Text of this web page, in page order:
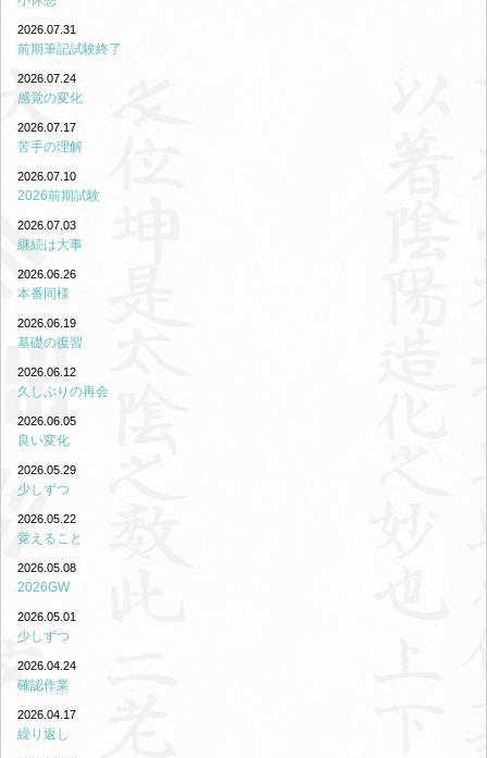
2026.07.31
前期筆記試験終了
2026.07.24
感覚の変化
2026.07.17
苦手の理解
2026.07.10
2026前期試験
2026.07.03
継続は大事
2026.06.26
本番同様
2026.06.19
基礎の復習
2026.06.12
久しぶりの再会
2026.06.05
良い変化
2026.05.29
少しずつ
2026.05.22
覚えること
2026.05.08
2026GW
2026.05.01
少しずつ
2026.04.24
確認作業
2026.04.17
繰り返し